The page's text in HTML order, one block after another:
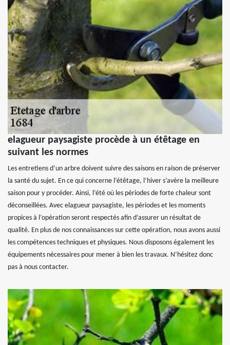
elagueur paysagiste procède à un étêtage en
suivant les normes
Les entretiens d’un arbre doivent suivre des saisons en raison de préserver
la santé du sujet. En ce qui concerne l’étêtage, l’hiver s’avère la meilleure
saison pour y procéder. Ainsi, l’été où les périodes de forte chaleur sont
déconseillées. Avec elagueur paysagiste, les périodes et les moments
propices à l’opération seront respectés afin d’assurer un résultat de
qualité. En plus de nos connaissances sur cette opération, nous avons aussi
les compétences techniques et physiques. Nous disposons également les
équipements nécessaires pour mener à bien les travaux. N’hésitez donc
pas à nous contacter.